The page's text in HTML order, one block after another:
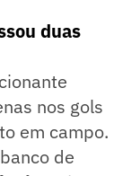
duas
nos gols
em campo.
de